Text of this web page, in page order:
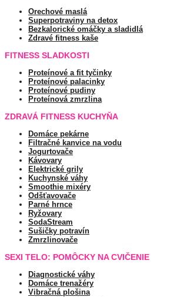
Orechové maslá
Superpotraviny na detox
Bezkalorické omáčky a sladidlá
Zdravé fitness kaše
FITNESS SLADKOSTI
Proteínové a fit tyčinky
Proteínové palacinky
Proteínové pudiny
Proteínová zmrzlina
ZDRAVÁ FITNESS KUCHYŇA
Domáce pekárne
Filtračné kanvice na vodu
Jogurtovače
Kávovary
Elektrické grily
Kuchynské váhy
Smoothie mixéry
Odšťavovače
Parné hrnce
Ryžovary
SodaStream
Sušičky potravín
Zmrzlinovače
SEXI TELO: POMÔCKY NA CVIČENIE
Diagnostické váhy
Domáce trenažéry
Vibračná plošina